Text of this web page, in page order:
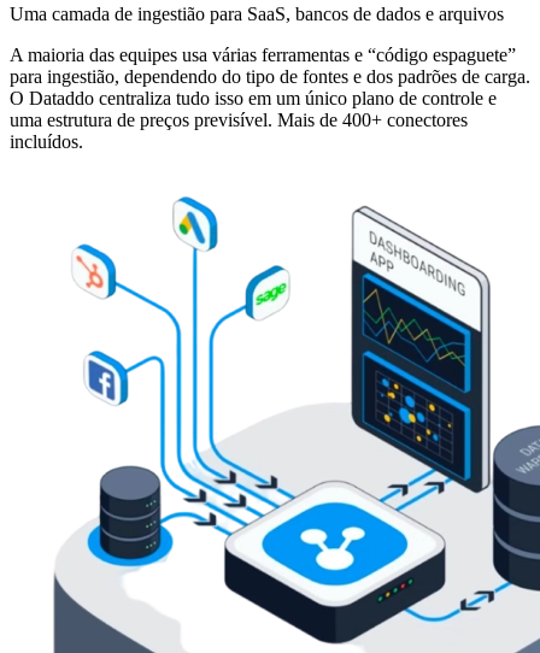
Uma camada de ingestião para SaaS, bancos de dados e arquivos
A maioria das equipes usa várias ferramentas e “código espaguete”
para ingestião, dependendo do tipo de fontes e dos padrões de carga.
O Dataddo centraliza tudo isso em um único plano de controle e
uma estrutura de preços previsível. Mais de 400+ conectores
incluídos.